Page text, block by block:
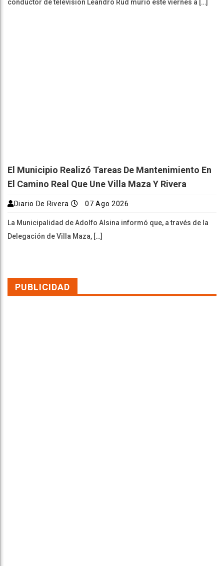
conductor de televisión Leandro Rud murió este viernes a […]
El Municipio Realizó Tareas De Mantenimiento En
El Camino Real Que Une Villa Maza Y Rivera
Diario De Rivera 07 Ago 2026
La Municipalidad de Adolfo Alsina informó que, a través de la
Delegación de Villa Maza, […]
PUBLICIDAD